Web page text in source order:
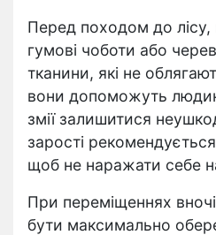
Перед походом до лісу,
гумові чоботи або
тканини, які не
вони допоможуть
змії залишитися
зарості
щоб не наражати себе
При переміщеннях вночі
бути максимально